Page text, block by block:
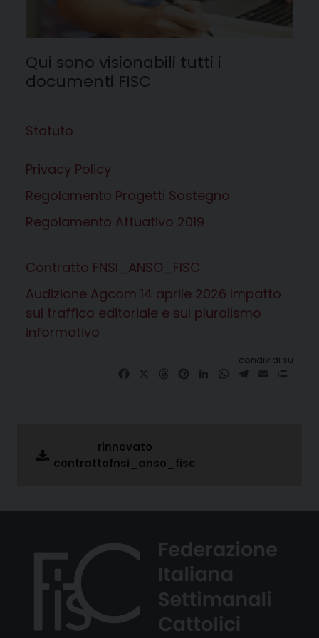
Qui sono visionabili tutti i
documenti FISC
Statuto
Privacy Policy
Regolamento Progetti Sostegno
Regolamento Attuativo 2019
Contratto FNSI_ANSO_FISC
Audizione Agcom 14 aprile 2026 Impatto
sul traffico editoriale e sul pluralismo
informativo
condividi su
FacebookThreadsPinterest
LinkedInWhatsApp
Telegram
Email
rinnovato
contrattofnsi_anso_fisc